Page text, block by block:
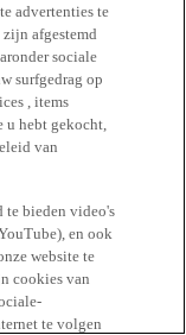
advertenties te
afgestemd
sociale
surfgedrag op
, items
u hebt gekocht,
van
te bieden video's
en ook
website te
cookies van
te volgen